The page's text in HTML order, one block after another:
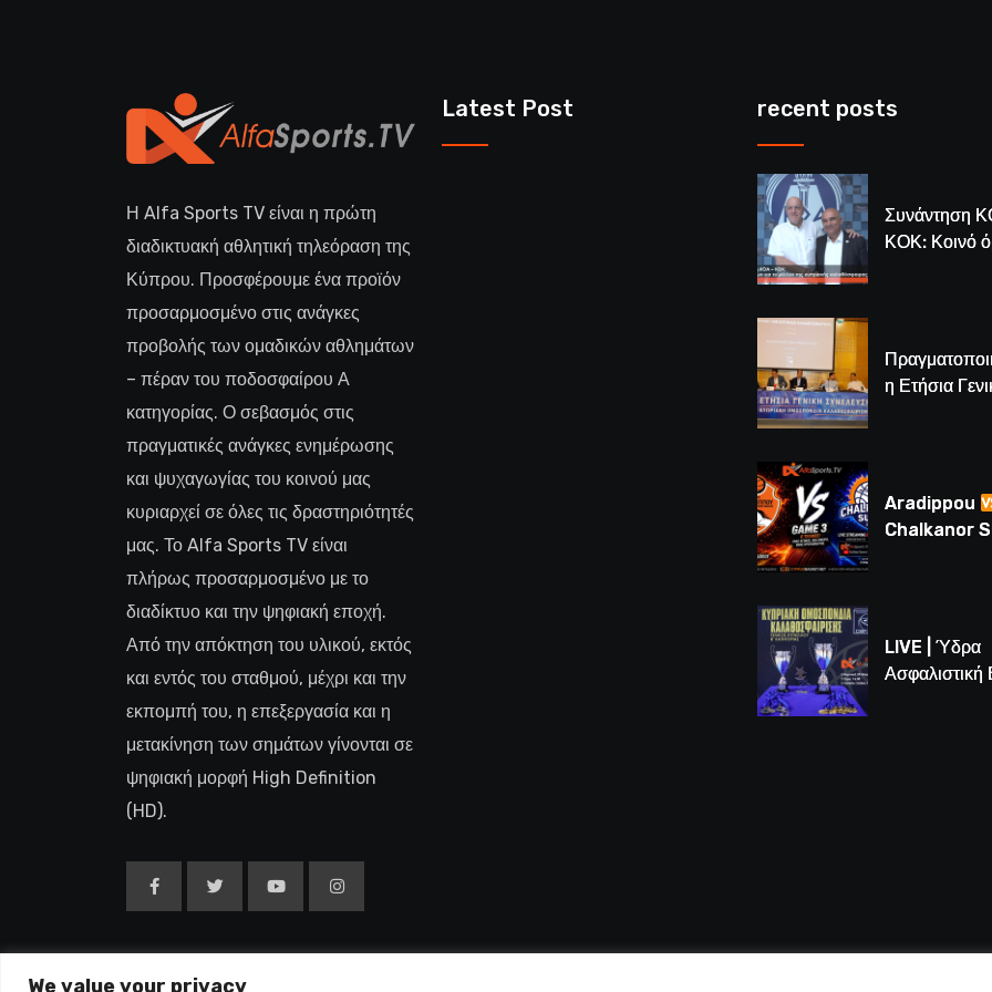
We value your privacy
Η Alfa Sports TV είναι η πρώτη
διαδικτυακή αθλητική τηλεόραση της
Κύπρου. Προσφέρουμε ένα προϊόν
προσαρμοσμένο στις ανάγκες
προβολής των ομαδικών αθλημάτων
– πέραν του ποδοσφαίρου Α
κατηγορίας. Ο σεβασμός στις
πραγματικές ανάγκες ενημέρωσης
και ψυχαγωγίας του κοινού μας
κυριαρχεί σε όλες τις δραστηριότητές
μας. Το Alfa Sports TV είναι
πλήρως προσαρμοσμένο με το
διαδίκτυο και την ψηφιακή εποχή.
Από την απόκτηση του υλικού, εκτός
και εντός του σταθμού, μέχρι και την
εκπομπή του, η επεξεργασία και η
μετακίνηση των σημάτων γίνονται σε
ψηφιακή μορφή High Definition
(HD).
Latest Post recent posts
Συνάντηση
ΚΟΚ: Κοινό
η Ετήσια
(BINTEO)
Aradippou
Chalkanor
LIVE | Ύδρα
Ασφαλιστική